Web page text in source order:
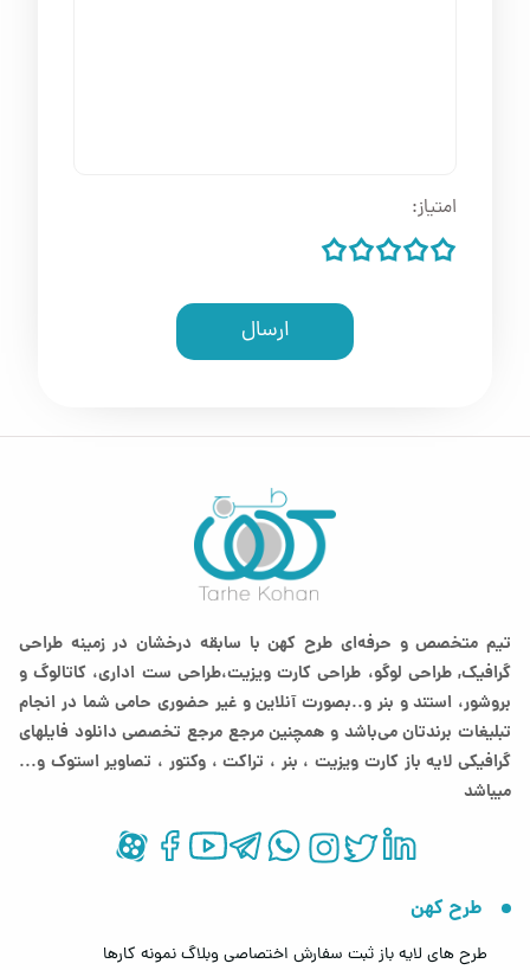
امتیاز:
ارسال
تیم متخصص و حرفه‌ای طرح کهن با سابقه درخشان در زمینه طراحی
گرافیک, طراحی لوگو، طراحی کارت ویزیت،طراحی ست اداری، کاتالوگ و
بروشور، استند و بنر و..بصورت آنلاین و غیر حضوری حامی شما در انجام
تبلیغات برندتان می‌باشد و همچنین مرجع مرجع تخصصی دانلود فایلهای
گرافیکی لایه باز کارت ویزیت ، بنر ، تراکت ، وکتور ، تصاویر استوک و...
میباشد
طرح کهن
طرح های لایه بازثبت سفارش اختصاصیوبلاگنمونه کارها